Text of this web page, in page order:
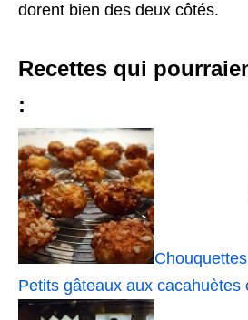
dorent bien des deux côtés.
Recettes qui
:
Chouquettes
Petits gâteaux aux cacahuètes